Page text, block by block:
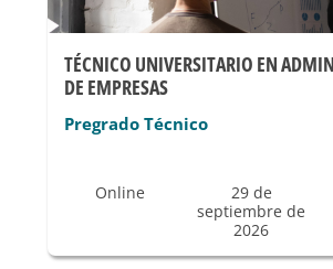
TÉCNICO UNIVERSITARIO EN
DE EMPRESAS
Pregrado Técnico
Online
29 de
septiembre de
2026